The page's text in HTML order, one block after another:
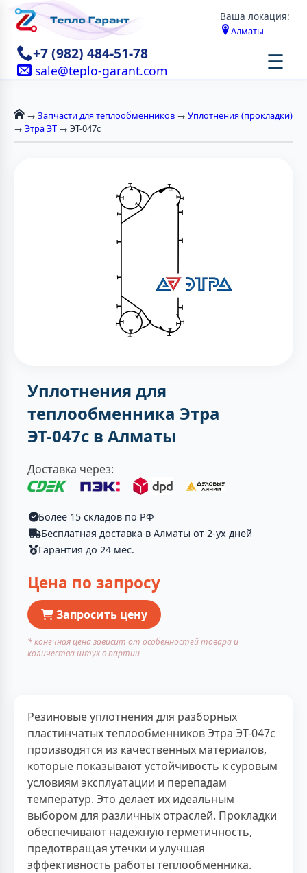
Ваша локация:
Алматы
+7 (982) 484-51-78
sale@teplo-garant.com ☰
→ Запчасти для теплообменников → Уплотнения (прокладки)
→ Этра ЭТ → ЭТ-047с
Уплотнения для
теплообменника Этра
ЭТ-047с в Алматы
Доставка через:
Более 15 складов по РФ
Бесплатная доставка в Алматы от 2-ух дней
Гарантия до 24 мес.
Цена по запросу
Запросить цену
* конечная цена зависит от особенностей товара и
количества штук в партии
Резиновые уплотнения для разборных
пластинчатых теплообменников Этра ЭТ-047с
производятся из качественных материалов,
которые показывают устойчивость к суровым
условиям эксплуатации и перепадам
температур. Это делает их идеальным
выбором для различных отраслей. Прокладки
обеспечивают надежную герметичность,
предотвращая утечки и улучшая
эффективность работы теплообменника.